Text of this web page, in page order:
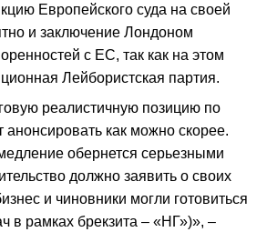
Европейского суда на своей
и заключение Лондоном
с ЕС, так как на этом
Лейбористская партия.
реалистичную позицию по
анонсировать как можно скорее.
обернется серьезными
должно заявить о своих
и чиновники могли готовиться
в рамках брекзита – «НГ»)», –